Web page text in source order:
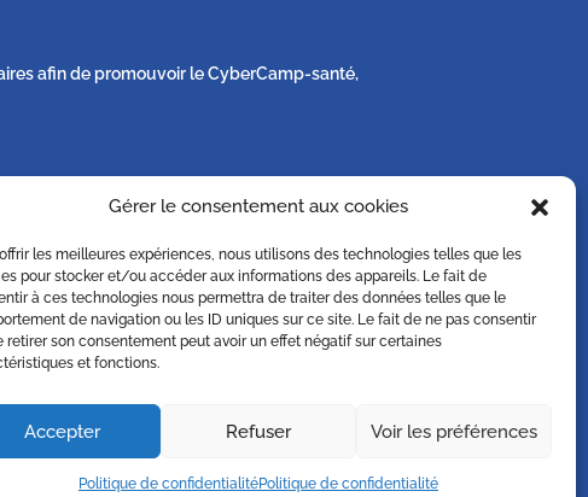
Gérer le consentement aux cookies
offrir les meilleures expériences, nous utilisons des technologies telles que les
pour stocker et/ou accéder aux informations des appareils. Le fait de
à ces technologies nous permettra de traiter des données telles que le
de navigation ou les ID uniques sur ce site. Le fait de ne pas consentir
retirer son consentement peut avoir un effet négatif sur certaines
et fonctions.
Accepter Refuser Voir les préférences
Politique de confidentialitéPolitique de confidentialité
afin de promouvoir le CyberCamp-santé,
de sa vie privée sur simple demande écrite à